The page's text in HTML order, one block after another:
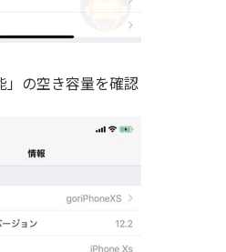
」の空き容量を確認